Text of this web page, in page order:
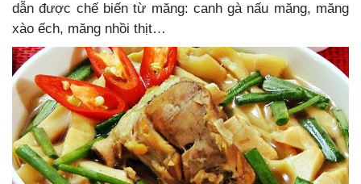
dẫn được chế biến từ măng: canh gà nấu măng, măng
xào ếch, măng nhồi thịt…